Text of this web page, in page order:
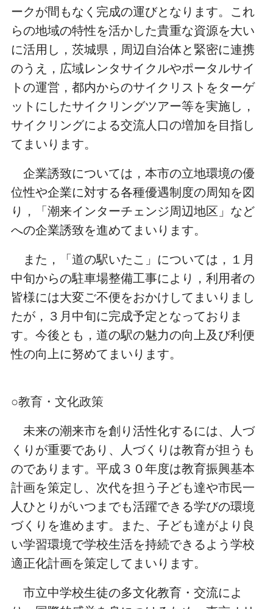
ークが間もなく完成の運びとなります。これ
らの地域の特性を活かした貴重な資源を大い
に活用し，茨城県，周辺自治体と緊密に連携
のうえ，広域レンタサイクルやポータルサイ
トの運営，都内からのサイクリストをターゲ
ットにしたサイクリングツアー等を実施し，
サイクリングによる交流人口の増加を目指し
てまいります。
企業誘致については，本市の立地環境の優
位性や企業に対する各種優遇制度の周知を図
り，「潮来インターチェンジ周辺地区」など
への企業誘致を進めてまいります。
また，「道の駅いたこ」については，１月
中旬からの駐車場整備工事により，利用者の
皆様には大変ご不便をおかけしてまいりまし
たが，３月中旬に完成予定となっておりま
す。今後とも，道の駅の魅力の向上及び利便
性の向上に努めてまいります。
○教育・文化政策
未来の潮来市を創り活性化するには、人づ
くりが重要であり、人づくりは教育が担うも
のであります。平成３０年度は教育振興基本
計画を策定し、次代を担う子ども達や市民一
人ひとりがいつまでも活躍できる学びの環境
づくりを進めます。また、子ども達がより良
い学習環境で学校生活を持続できるよう学校
適正化計画を策定してまいります。
市立中学校生徒の多文化教育・交流によ